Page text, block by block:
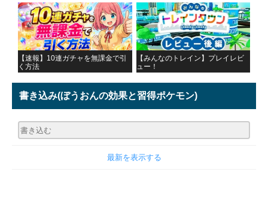
【速報】10連ガチャを無課金で引
く方法
【みんなのトレイン】プレイレビ
ュー！
書き込み(ぼうおんの効果と習得ポケモン)
最新を表示する